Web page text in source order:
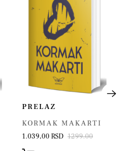
PRELAZ
KORMAK MAKARTI
1.039,00 RSD 1299.00